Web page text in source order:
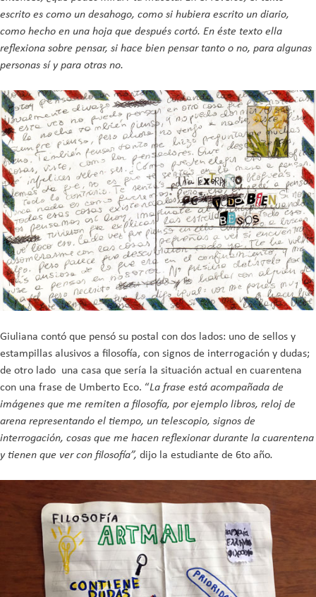
escrito es como un desahogo, como si hubiera escrito un diario,
como hecho en una hoja que después cortó. En éste texto ella
reflexiona sobre pensar, si hace bien pensar tanto o no, para algunas
personas sí y para otras no.
Giuliana contó que pensó su postal con dos lados: uno de sellos y
estampillas alusivos a filosofía, con signos de interrogación y dudas;
de otro lado una casa que sería la situación actual en cuarentena
con una frase de Umberto Eco. “La frase está acompañada de
imágenes que me remiten a filosofía, por ejemplo libros, reloj de
arena representando el tiempo, un telescopio, signos de
interrogación, cosas que me hacen reflexionar durante la cuarentena
y tienen que ver con filosofía”, dijo la estudiante de 6to año.